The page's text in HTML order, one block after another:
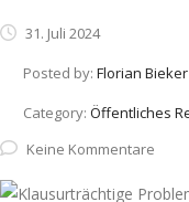
31. Juli 2024
Posted by: Florian Bieker
Category: Öffentliches
Keine Kommentare